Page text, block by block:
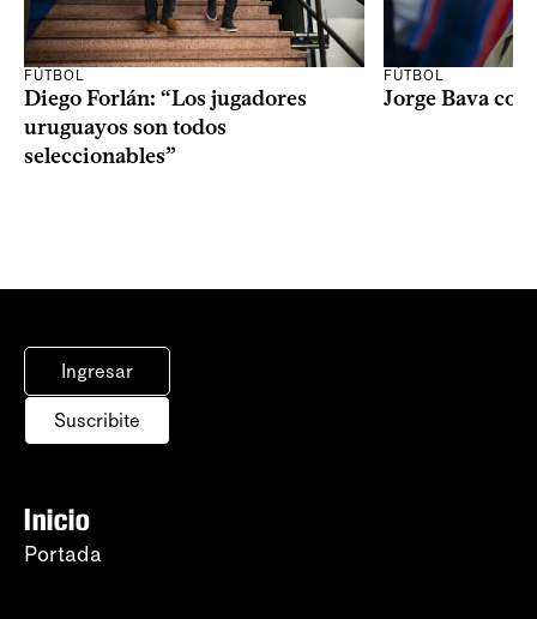
FÚTBOL
Diego Forlán: “Los jugadores
uruguayos son todos
seleccionables”
FÚTBOL
Jorge Bava
Ingresar
Suscribite
Inicio
Portada